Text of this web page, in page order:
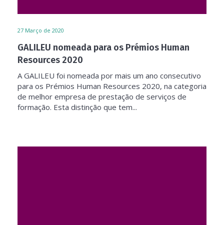
27 Março de 2020
GALILEU nomeada para os Prémios Human
Resources 2020
A GALILEU foi nomeada por mais um ano consecutivo
para os Prémios Human Resources 2020, na categoria
de melhor empresa de prestação de serviços de
formação. Esta distinção que tem...